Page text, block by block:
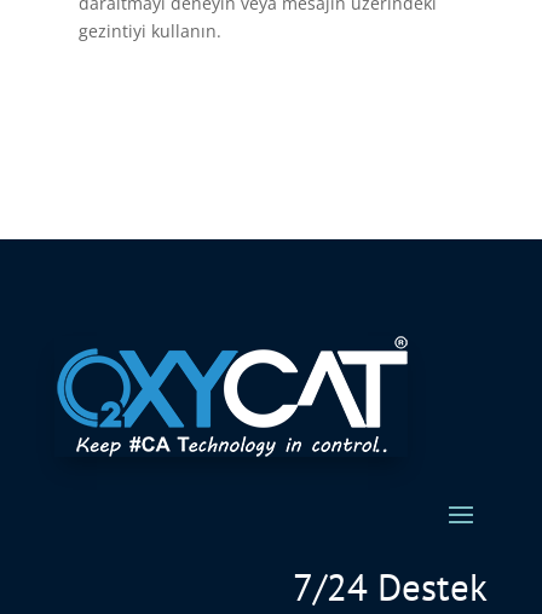
gezintiyi kullanın.
7/24 Destek